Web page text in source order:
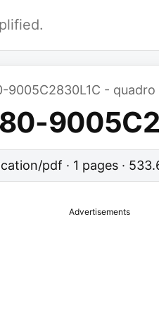
9005C2830L1C - quadro
pdf · 1 pages ·
Advertisements